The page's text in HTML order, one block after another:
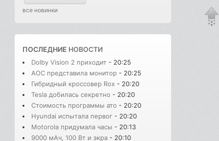
все новинки
ПОСЛЕДНИЕ НОВОСТИ
Dolby Vision 2 приходит - 20:25
AOC представила монитор - 20:25
Гибридный кроссовер Rox - 20:20
Tesla добилась секретно - 20:20
Стоимость программы ато - 20:20
Hyundai испытала первог - 20:20
Motorola придумала часы - 20:13
9000 мАч, 100 Вт и экра - 20:10